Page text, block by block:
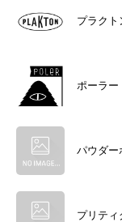
プラクト
ポーラー
パウダー
プリティ